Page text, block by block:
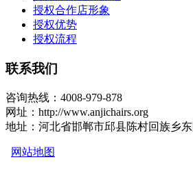
授权合作店形象
授权优势
授权流程
联系我们
咨询热线：4008-979-878
网址：http://www.anjichairs.org
地址：河北省邯郸市邱县陈村回族乡
网站地图